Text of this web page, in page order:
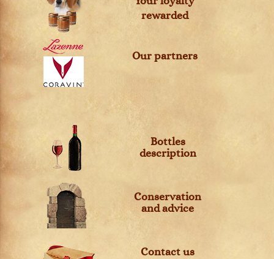
rewarded
Our partners
Bottles
description
Conservation
and advice
Contact us